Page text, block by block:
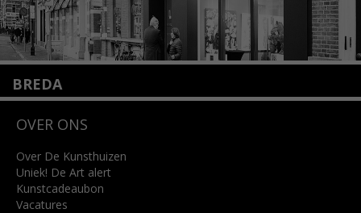
BREDA
4818 SB Breda
info@kunsthuisbreda.nl
Lees meer
OVER ONS
Over De Kunsthuizen
Uniek! De Art alert
Kunstcadeaubon
Vacatures